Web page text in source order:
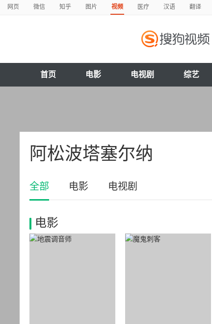
网页 微信 知乎 图片 视频 医疗 汉语 翻译
首页 电影 电视剧 综艺
阿松波塔塞尔纳
全部 电影 电视剧
电影